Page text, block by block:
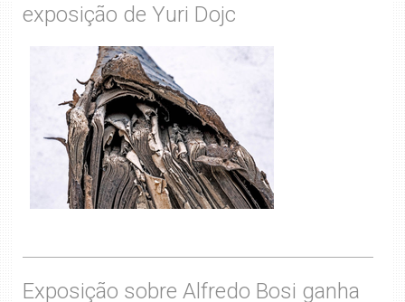
exposição de Yuri Dojc
Exposição sobre Alfredo Bosi ganha